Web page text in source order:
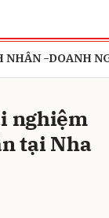
NHÂN -DOANH
nghiệm
tại Nha